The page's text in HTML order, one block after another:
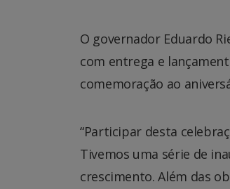
O governador Eduardo
com entrega e
comemoração ao
“Participar desta
Tivemos uma série de
crescimento. Além das